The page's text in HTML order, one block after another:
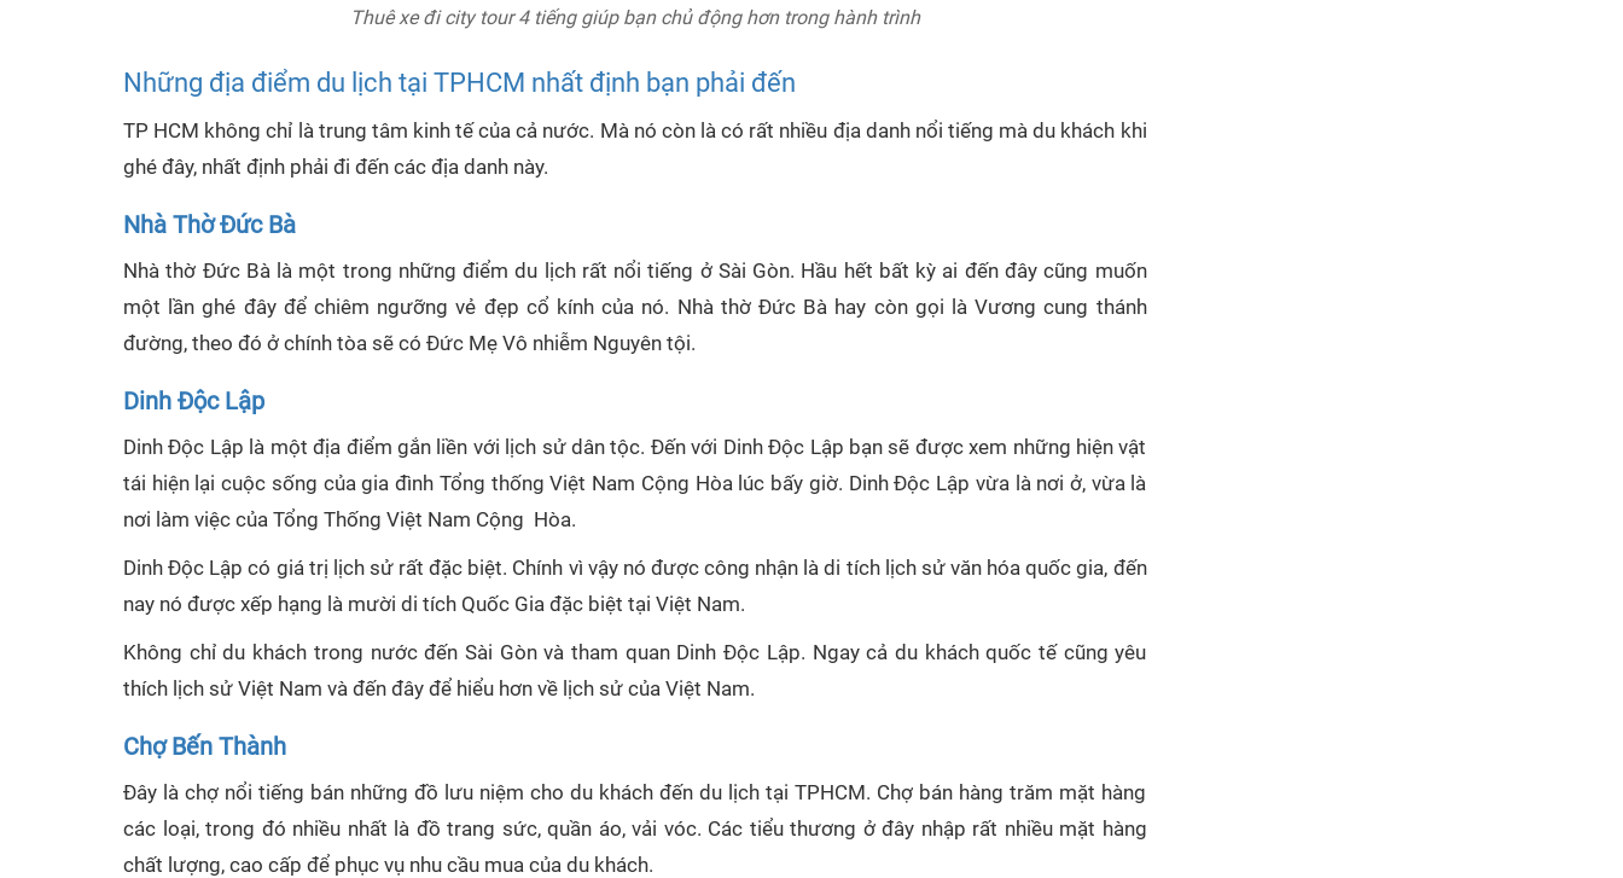
Thuê xe đi city tour 4 tiếng giúp bạn chủ động hơn trong hành trình
Những địa điểm du lịch tại TPHCM nhất định bạn phải đến
TP HCM không chỉ là trung tâm kinh tế của cả nước. Mà nó còn là có rất nhiều địa danh nổi tiếng mà du khách khi
ghé đây, nhất định phải đi đến các địa danh này.
Nhà Thờ Đức Bà
Nhà thờ Đức Bà là một trong những điểm du lịch rất nổi tiếng ở Sài Gòn. Hầu hết bất kỳ ai đến đây cũng muốn
một lần ghé đây để chiêm ngưỡng vẻ đẹp cổ kính của nó. Nhà thờ Đức Bà hay còn gọi là Vương cung thánh
đường, theo đó ở chính tòa sẽ có Đức Mẹ Vô nhiễm Nguyên tội.
Dinh Độc Lập
Dinh Độc Lập là một địa điểm gắn liền với lịch sử dân tộc. Đến với Dinh Độc Lập bạn sẽ được xem những hiện vật
tái hiện lại cuộc sống của gia đình Tổng thống Việt Nam Cộng Hòa lúc bấy giờ. Dinh Độc Lập vừa là nơi ở, vừa là
nơi làm việc của Tổng Thống Việt Nam Cộng Hòa.
Dinh Độc Lập có giá trị lịch sử rất đặc biệt. Chính vì vậy nó được công nhận là di tích lịch sử văn hóa quốc gia, đến
nay nó được xếp hạng là mười di tích Quốc Gia đặc biệt tại Việt Nam.
Không chỉ du khách trong nước đến Sài Gòn và tham quan Dinh Độc Lập. Ngay cả du khách quốc tế cũng yêu
thích lịch sử Việt Nam và đến đây để hiểu hơn về lịch sử của Việt Nam.
Chợ Bến Thành
Đây là chợ nổi tiếng bán những đồ lưu niệm cho du khách đến du lịch tại TPHCM. Chợ bán hàng trăm mặt hàng
các loại, trong đó nhiều nhất là đồ trang sức, quần áo, vải vóc. Các tiểu thương ở đây nhập rất nhiều mặt hàng
chất lượng, cao cấp để phục vụ nhu cầu mua của du khách.